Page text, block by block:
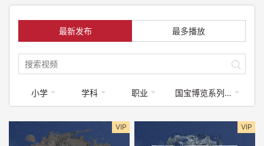
最新发布 最多播放
小学 学科 职业 国宝博览系列课程
VIP VIP